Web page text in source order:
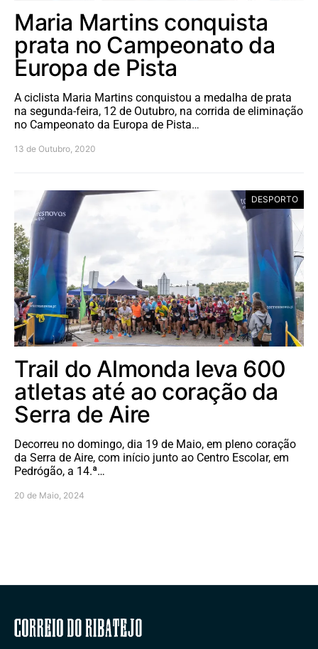
Maria Martins conquista
prata no Campeonato da
Europa de Pista
A ciclista Maria Martins conquistou a medalha de prata
na segunda-feira, 12 de Outubro, na corrida de eliminação
no Campeonato da Europa de Pista…
13 de Outubro, 2020
DESPORTO
Trail do Almonda leva 600
atletas até ao coração da
Serra de Aire
Decorreu no domingo, dia 19 de Maio, em pleno coração
da Serra de Aire, com início junto ao Centro Escolar, em
Pedrógão, a 14.ª…
20 de Maio, 2024
Correio do Ribatejo